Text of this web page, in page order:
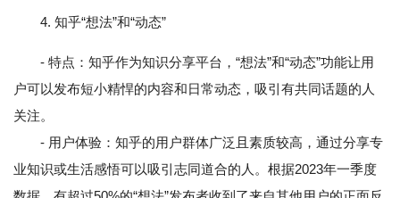
4. 知乎“想法”和“动态”
- 特点：知乎作为知识分享平台，“想法”和“动态”功能让用
户可以发布短小精悍的内容和日常动态，吸引有共同话题的人
关注。
- 用户体验：知乎的用户群体广泛且素质较高，通过分享专
业知识或生活感悟可以吸引志同道合的人。根据2023年一季度